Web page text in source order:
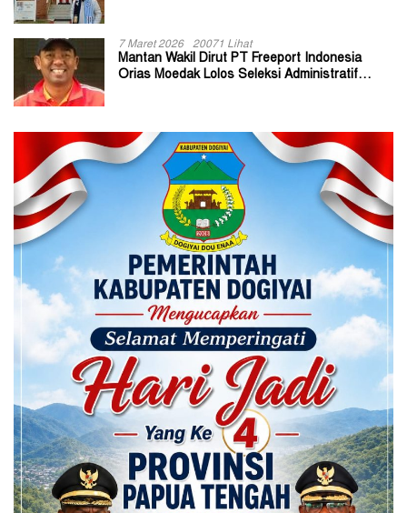
7 Maret 2026 20071 Lihat
Mantan Wakil Dirut PT Freeport Indonesia
Orias Moedak Lolos Seleksi Administratif